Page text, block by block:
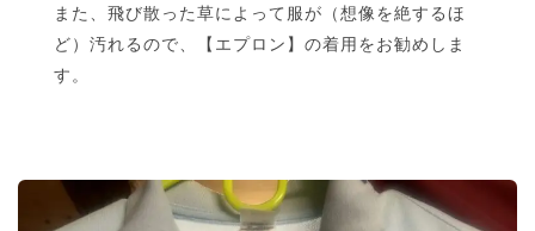
また、飛び散った草によって服が（想像を絶するほ
ど）汚れるので、【エプロン】の着用をお勧めしま
す。